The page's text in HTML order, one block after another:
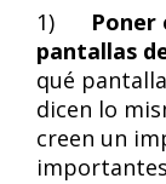
1) Poner
pantallas
qué
dicen lo
creen un